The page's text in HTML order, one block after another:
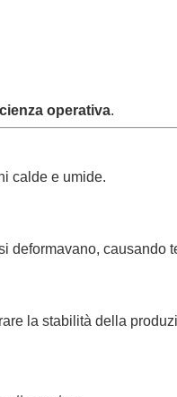
operativa.
calde e umide.
deformavano, causando
la stabilità della